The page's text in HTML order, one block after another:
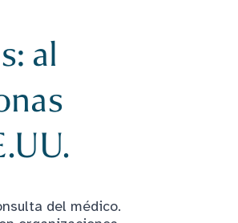
al
del médico.